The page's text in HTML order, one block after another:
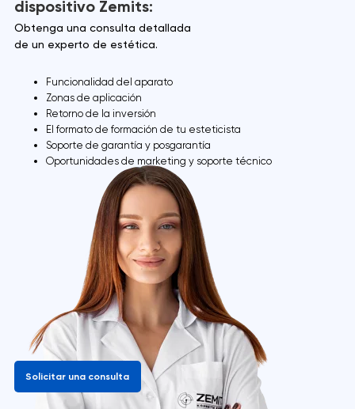
Solicitar una consulta
dispositivo Zemits:
Obtenga una consulta detallada
de un experto de estética.
Funcionalidad del aparato
Zonas de aplicación
Retorno de la inversión
El formato de formación de tu esteticista
Soporte de garantía y posgarantía
Oportunidades de marketing y soporte técnico